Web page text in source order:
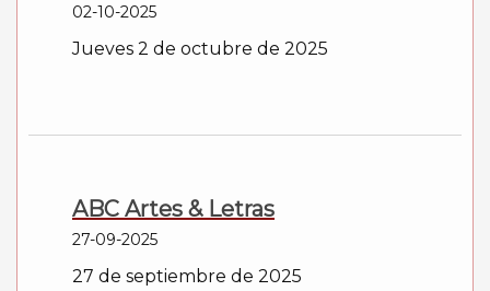
02-10-2025
Jueves 2 de octubre de 2025
ABC Artes & Letras
27-09-2025
27 de septiembre de 2025